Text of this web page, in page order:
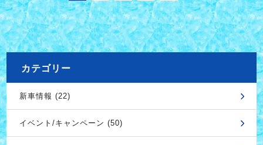
カテゴリー
新車情報 (22)
イベント/キャンペーン (50)